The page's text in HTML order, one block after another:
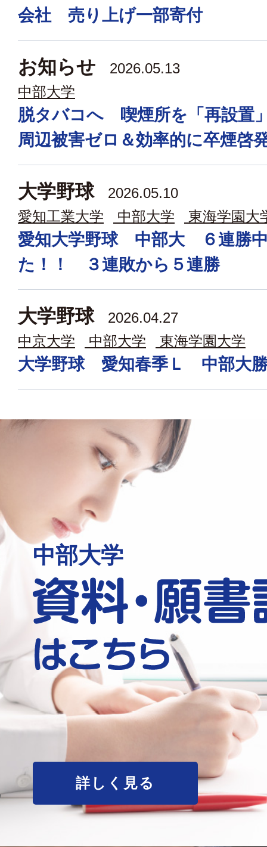
会社 売り上げ一部寄付
お知らせ
2026.05.13
中部大学
脱タバコへ 喫煙所を「再設
周辺被害ゼロ＆効率的に卒煙啓
大学野球
2026.05.10
愛知工業大学
中部大学 東海学園大
愛知大学野球 中部大 ６連勝
た！！ ３連敗から５連勝
大学野球
2026.04.27
中京大学
中部大学 東海学園大学
大学野球 愛知春季Ｌ 中部大
中部大学
詳しく見る